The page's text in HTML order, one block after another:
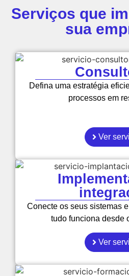
Serviços que
sua
Defina uma estratégia
processos em
Ver
Conecte os seus sistemas
tudo funciona desde
Ver